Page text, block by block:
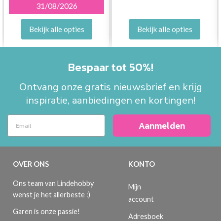
31/08/2026
Bekijk alle opties Bekijk alle opties
Bespaar tot 50%!
Ontvang onze gratis nieuwsbrief en krijg
inspiratie, aanbiedingen en kortingen!
Aanmelden
OVER ONS
Ons team van Lindehobby
wenst je het allerbeste :)
Garen is onze passie!
KONTO
Mijn
account
Adresboek